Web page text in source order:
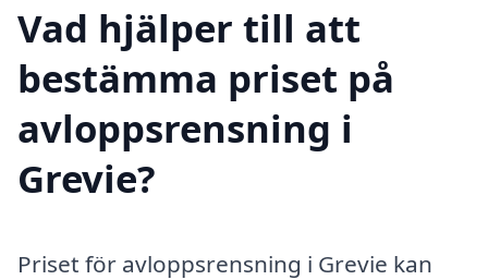
Vad hjälper till att
bestämma priset på
avloppsrensning i
Grevie?
Priset för avloppsrensning i Grevie kan